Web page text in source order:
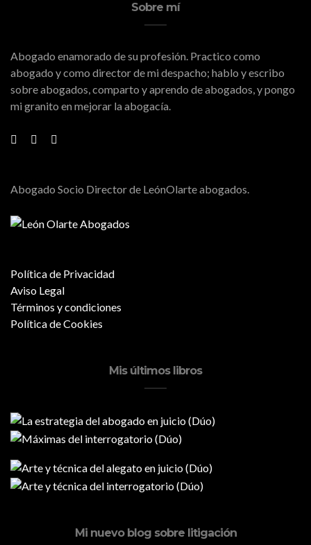
Sobre mí
Abogado enamorado de su profesión. Practico como
abogado y como director de mi despacho; hablo y escribo
sobre abogados, comparto y aprendo de abogados, y pongo
mi granito en mejorar la abogacía.
Abogado Socio Director de LeónOlarte abogados.
Política de Privacidad
Aviso Legal
Términos y condiciones
Política de Cookies
Mis últimos libros
Mi nuevo blog sobre litigación